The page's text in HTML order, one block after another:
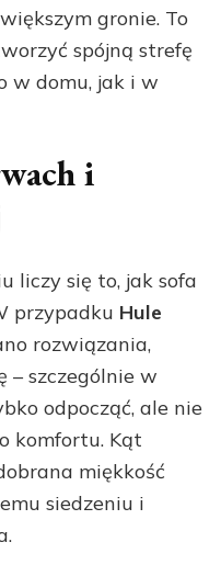
gronie. To
spójną strefę
w domu, jak i w
i
liczy się to, jak sofa
przypadku Hule
rozwiązania,
– szczególnie w
odpocząć, ale nie
komfortu. Kąt
miękkość
siedzeniu i